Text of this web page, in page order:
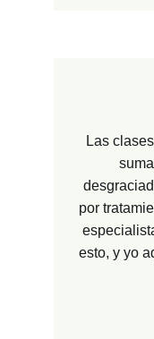
Las
por
esto, y yo